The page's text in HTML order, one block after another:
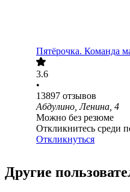
Пятёрочка. Команда
3.6
•
13897 отзывов
Абдулино, Ленина, 4
Можно без резюме
Откликнитесь среди
Откликнуться
Другие